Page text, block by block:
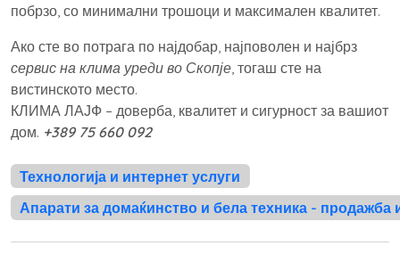
побрзо, со минимални трошоци и максимален квалитет.
Ако сте во потрага по најдобар, најповолен и најбрз
сервис на клима уреди во Скопје, тогаш сте на
вистинското место.
КЛИМА ЛАЈФ – доверба, квалитет и сигурност за вашиот
дом. +389 75 660 092
Технологија и интернет услуги
Апарати за домаќинство и бела техника - продажба